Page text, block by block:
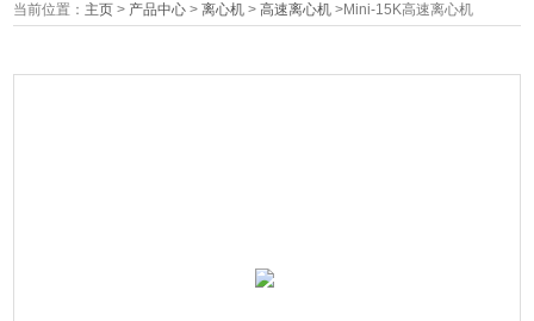
当前位置： 主页 > 产品中心 >离心机 >高速离心机 >Mini-15K高速离心机